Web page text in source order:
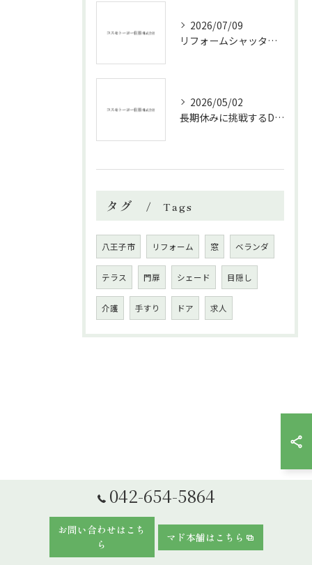
2026/07/09
リフォームシャッターで叶える台風対策の効果的方法
2026/05/02
長期休みに挑戦するDIYリフォームの極意
タグ Tags
八王子市 リフォーム 窓 ベランダ
テラス 門扉 シェード 目隠し
介護 手すり ドア 求人
042-654-5864
お問い合わせはこち
ら
マド本舗はこちら